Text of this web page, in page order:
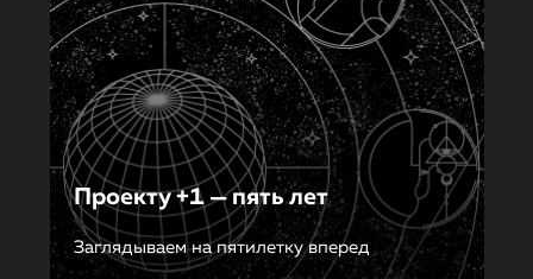
Проекту +1 — пять лет
Заглядываем на пятилетку вперед